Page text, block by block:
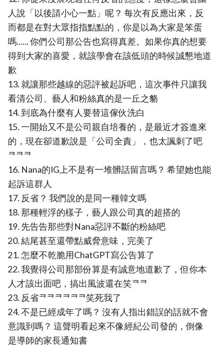
人說「以後請小心一點」呢？ 每次有反應出來，反
而都是在對大眾指指點點的，你是以為大家是笨蛋
嗎...... 你們公司那公告也寫得真差。如果你真的想要
得到大家的喜愛，就該學會在該低頭的時候誠懇地道
歉
13. 就讓那些越線的惡評被起訴吧，這次事件只讓我
看清公司、藝人和粉絲真的是一丘之貉
14. 到底為什麼有人要替這傢伙洗白
15. 一開始又不是公司親自培養的，是最近才簽進來
的，現在卻道歉說是「公司全責」，也太諷刺了吧
ᄏᄏᄏ
16. Nana的IG上不是有一堆髒話留言嗎？ 希望她也能
起訴這群人
17. 反省？ 我們說的是同一種韓文嗎
18. 那種輕浮的樣子，藝人跟公司真的超搭的
19. 先告告那些對Nana惡評不斷的粉絲吧
20. 結尾甚至還帶點威脅意味，完美了
21. 怎麼不乾脆用ChatGPT寫公告算了
22. 我覺得公司那部份算是有誠意地道歉了，但你本
人才該出面吧，搞出風波還在笑ᄏᄏ
23. 反省ᄏᄏᄏᄏᄏᄏ笑死我了
24. 不是已經成年了嗎？ 沒有人指出錯誤的話就不會
意識到嗎？ 這聲明看起來不像經紀公司發的，倒像
是導師的家長通知書